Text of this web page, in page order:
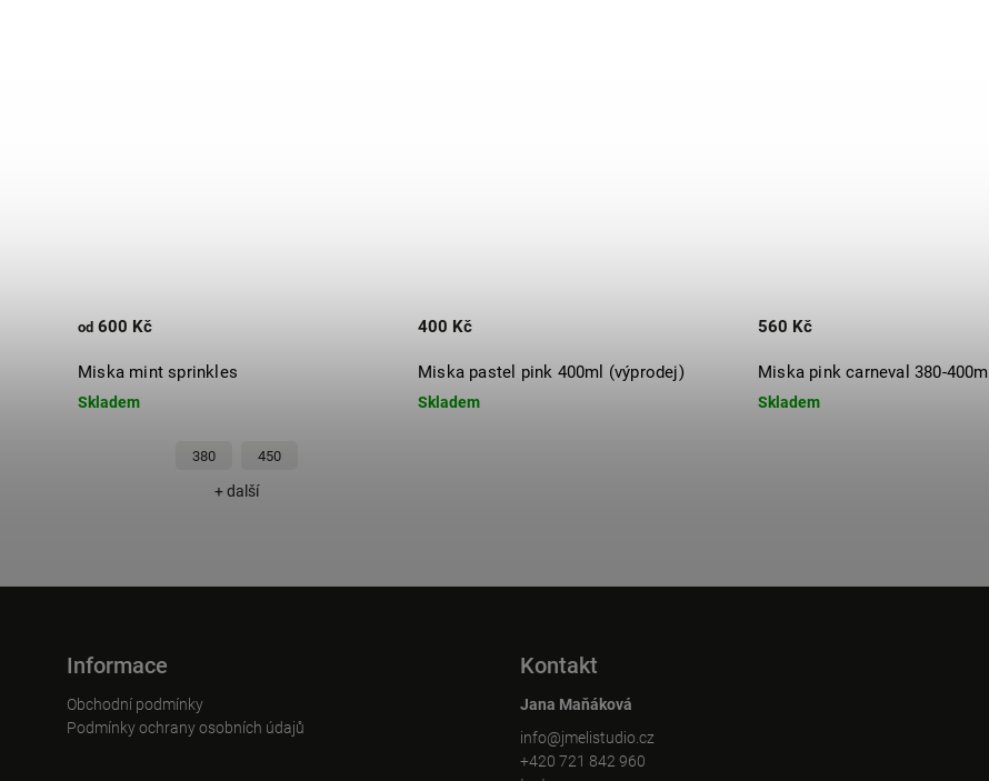
Miska mint sprinkles
Skladem
od 600 Kč
380 450
+ další
Miska pastel pink 400ml (výprodej)
Skladem
400 Kč
Miska pink carneval 380-400ml
Skladem
560 Kč
Informace
Obchodní podmínky
Podmínky ochrany osobních údajů
Kontakt
Jana Maňáková
info@jmelistudio.cz
+420 721 842 960